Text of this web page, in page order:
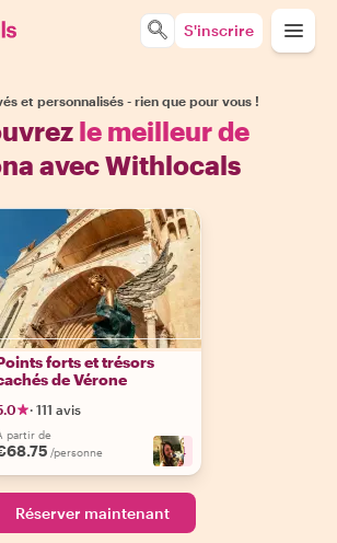
S'inscrire
et personnalisés - rien que pour vous !
le meilleur de
avec Withlocals
forts et trésors
de Vérone
· 111 avis
partir de
/personne +4
Réserver maintenant